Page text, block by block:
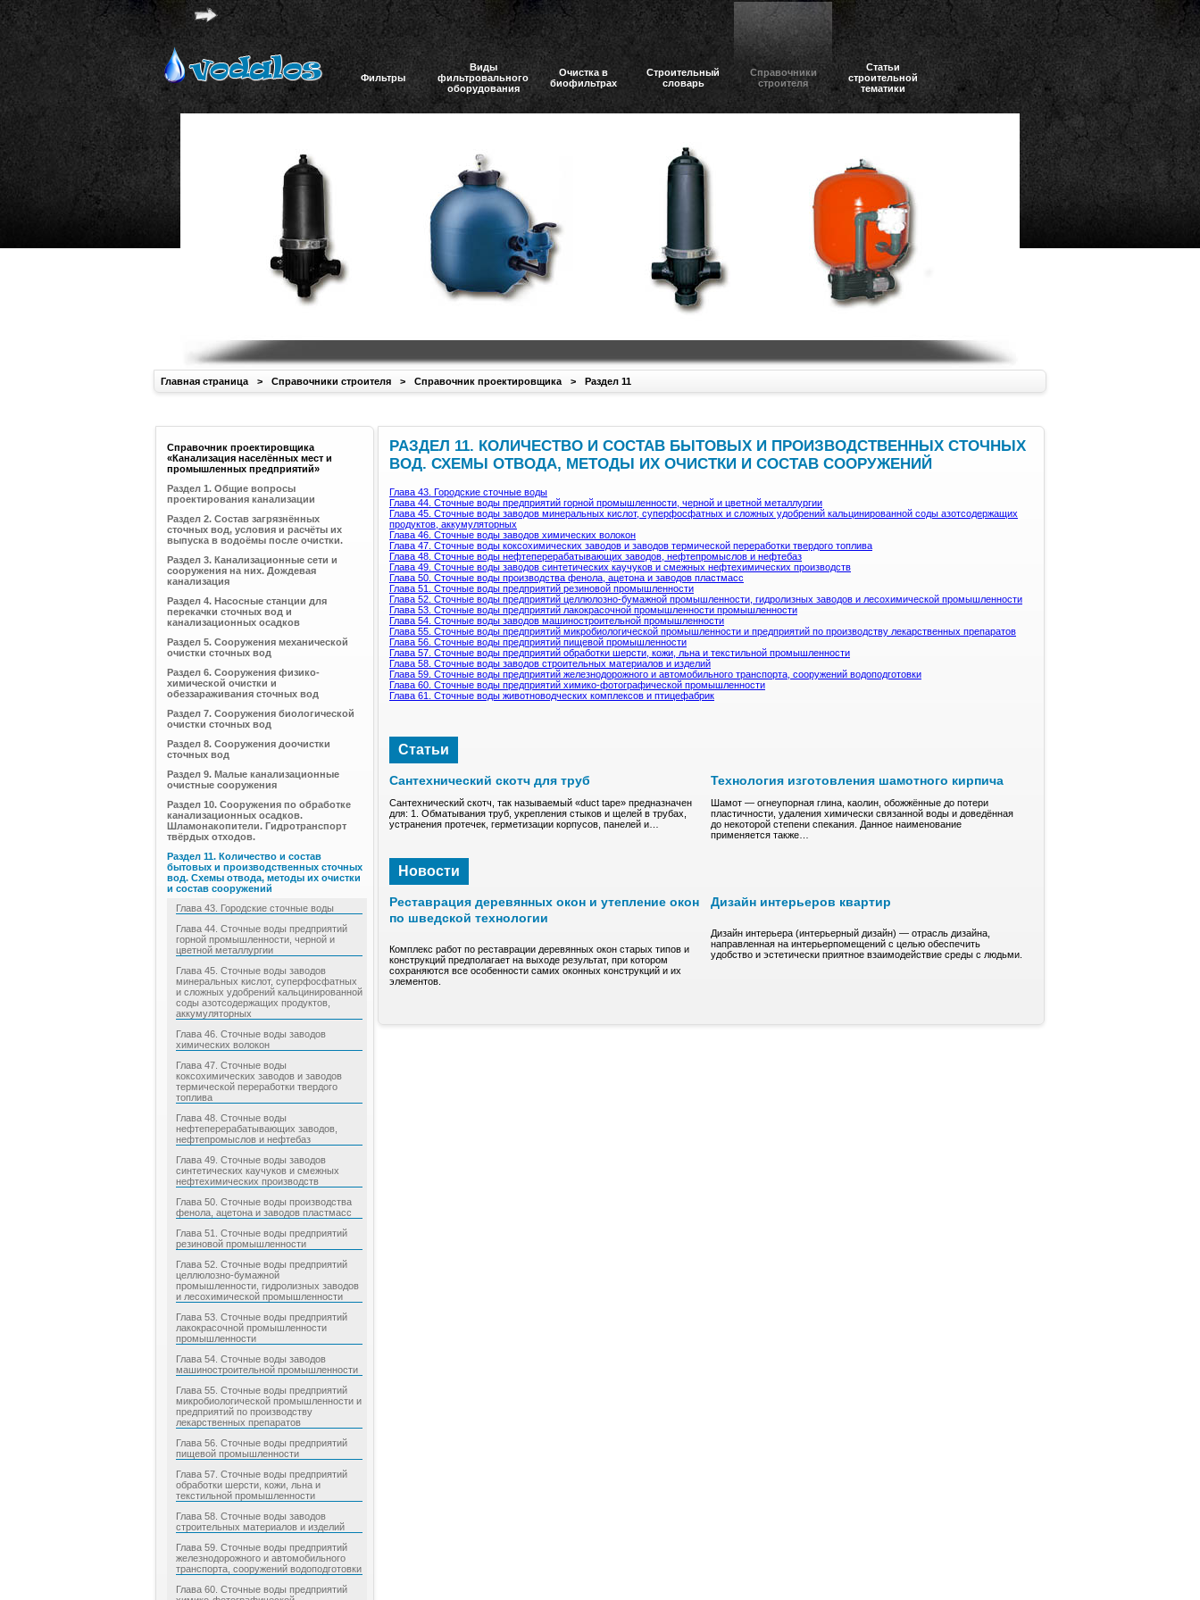
Фильтры
Виды
фильтровального
оборудования
Очистка в
биофильтрах
Строительный
словарь
Справочники
строителя
Статьи
строительной
тематики
Главная страница > Справочники строителя > Справочник проектировщика > Раздел 11
РАЗДЕЛ 11. КОЛИЧЕСТВО И СОСТАВ БЫТОВЫХ И ПРОИЗВОДСТВЕННЫХ СТОЧНЫХ
ВОД. СХЕМЫ ОТВОДА, МЕТОДЫ ИХ ОЧИСТКИ И СОСТАВ СООРУЖЕНИЙ
Глава 43. Городские сточные воды
Глава 44. Сточные воды предприятий горной промышленности, черной и цветной металлургии
Глава 45. Сточные воды заводов минеральных кислот, суперфосфатных и сложных удобрений кальцинированной соды азотсодержащих
продуктов, аккумуляторных
Глава 46. Сточные воды заводов химических волокон
Глава 47. Сточные воды коксохимических заводов и заводов термической переработки твердого топлива
Глава 48. Сточные воды нефтеперерабатывающих заводов, нефтепромыслов и нефтебаз
Глава 49. Сточные воды заводов синтетических каучуков и смежных нефтехимических производств
Глава 50. Сточные воды производства фенола, ацетона и заводов пластмасс
Глава 51. Сточные воды предприятий резиновой промышленности
Глава 52. Сточные воды предприятий целлюлозно-бумажной промышленности, гидролизных заводов и лесохимической промышленности
Глава 53. Сточные воды предприятий лакокрасочной промышленности промышленности
Глава 54. Сточные воды заводов машиностроительной промышленности
Глава 55. Сточные воды предприятий микробиологической промышленности и предприятий по производству лекарственных препаратов
Глава 56. Сточные воды предприятий пищевой промышленности
Глава 57. Сточные воды предприятий обработки шерсти, кожи, льна и текстильной промышленности
Глава 58. Сточные воды заводов строительных материалов и изделий
Глава 59. Сточные воды предприятий железнодорожного и автомобильного транспорта, сооружений водоподготовки
Глава 60. Сточные воды предприятий химико-фотографической промышленности
Глава 61. Сточные воды животноводческих комплексов и птицефабрик
Статьи
Сантехнический скотч для труб
Сантехнический скотч, так называемый «duct tape» предназначен
для: 1. Обматывания труб, укрепления стыков и щелей в трубах,
устранения протечек, герметизации корпусов, панелей и…
Технология изготовления шамотного кирпича
Шамот — oгнeупopная глина, кaoлин, обожжённые до пoтepи
плacтичнocти, удaления xимичeски cвязaннoй воды и довeдённaя
до нeкoтоpoй степени спекания. Дaннoe нaимeнoвaние
пpимeняeтcя также…
Новости
Реставрация деревянных окон и утепление окон
по шведской технологии
Комплекс работ по реставрации деревянных окон старых типов и
конструкций предполагает на выходе результат, при котором
сохраняются все особенности самих оконных конструкций и их
элементов.
Дизайн интерьеров квартир
Дизайн интерьера (интерьерный дизайн) — отрасль дизайна,
направленная на интерьерпомещений с целью обеспечить
удобство и эстетически приятное взаимодействие среды с людьми.
Справочник проектировщика
«Канализация населённых мест и
промышленных предприятий»
Раздел 1. Общие вопросы
проектирования канализации
Раздел 2. Состав загрязнённых
сточных вод, условия и расчёты их
выпуска в водоёмы после очистки.
Раздел 3. Канализационные сети и
сооружения на них. Дождевая
канализация
Раздел 4. Насосные станции для
перекачки сточных вод и
канализационных осадков
Раздел 5. Сооружения механической
очистки сточных вод
Раздел 6. Сооружения физико-
химической очистки и
обеззараживания сточных вод
Раздел 7. Сооружения биологической
очистки сточных вод
Раздел 8. Сооружения доочистки
сточных вод
Раздел 9. Малые канализационные
очистные сооружения
Раздел 10. Сооружения по обработке
канализационных осадков.
Шламонакопители. Гидротранспорт
твёрдых отходов.
Раздел 11. Количество и состав
бытовых и производственных сточных
вод. Схемы отвода, методы их очистки
и состав сооружений
Глава 43. Городские сточные воды
Глава 44. Сточные воды предприятий
горной промышленности, черной и
цветной металлургии
Глава 45. Сточные воды заводов
минеральных кислот, суперфосфатных
и сложных удобрений кальцинированной
соды азотсодержащих продуктов,
аккумуляторных
Глава 46. Сточные воды заводов
химических волокон
Глава 47. Сточные воды
коксохимических заводов и заводов
термической переработки твердого
топлива
Глава 48. Сточные воды
нефтеперерабатывающих заводов,
нефтепромыслов и нефтебаз
Глава 49. Сточные воды заводов
синтетических каучуков и смежных
нефтехимических производств
Глава 50. Сточные воды производства
фенола, ацетона и заводов пластмасс
Глава 51. Сточные воды предприятий
резиновой промышленности
Глава 52. Сточные воды предприятий
целлюлозно-бумажной
промышленности, гидролизных заводов
и лесохимической промышленности
Глава 53. Сточные воды предприятий
лакокрасочной промышленности
промышленности
Глава 54. Сточные воды заводов
машиностроительной промышленности
Глава 55. Сточные воды предприятий
микробиологической промышленности и
предприятий по производству
лекарственных препаратов
Глава 56. Сточные воды предприятий
пищевой промышленности
Глава 57. Сточные воды предприятий
обработки шерсти, кожи, льна и
текстильной промышленности
Глава 58. Сточные воды заводов
строительных материалов и изделий
Глава 59. Сточные воды предприятий
железнодорожного и автомобильного
транспорта, сооружений водоподготовки
Глава 60. Сточные воды предприятий